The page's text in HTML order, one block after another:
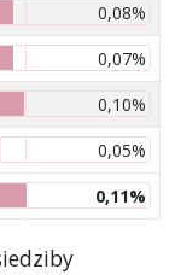
0,08%
0,07%
0,10%
0,05%
0,11%